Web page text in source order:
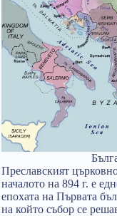
Преславският
началото на 894 г. е
епохата на Първата
на който събор се